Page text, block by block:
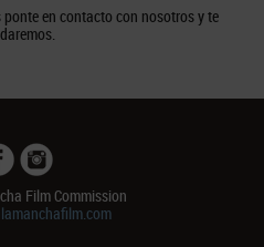
en contacto con nosotros y te
Film Commission